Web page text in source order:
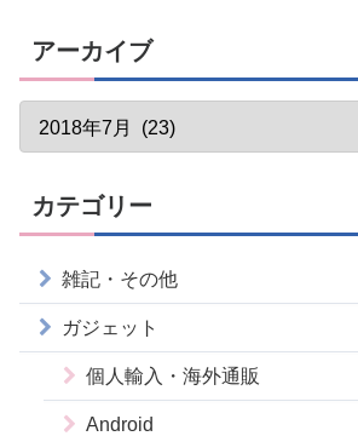
アーカイブ
カテゴリー
雑記・その他
ガジェット
個人輸入・海外通販
Android